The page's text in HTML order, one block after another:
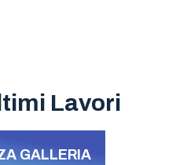
Lavori
GALLERIA